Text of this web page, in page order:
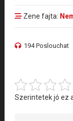
Zene fajta:
194 Poslouchat
Szerintetek jó ez